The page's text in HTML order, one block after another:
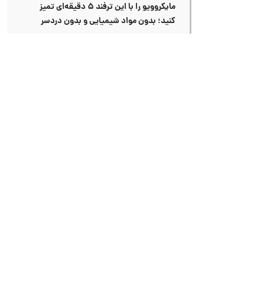
مایکروویو را با این ترفند ۵ دقیقه‌ای تمیز
کنید؛ بدون مواد شیمیایی و بدون دردسر